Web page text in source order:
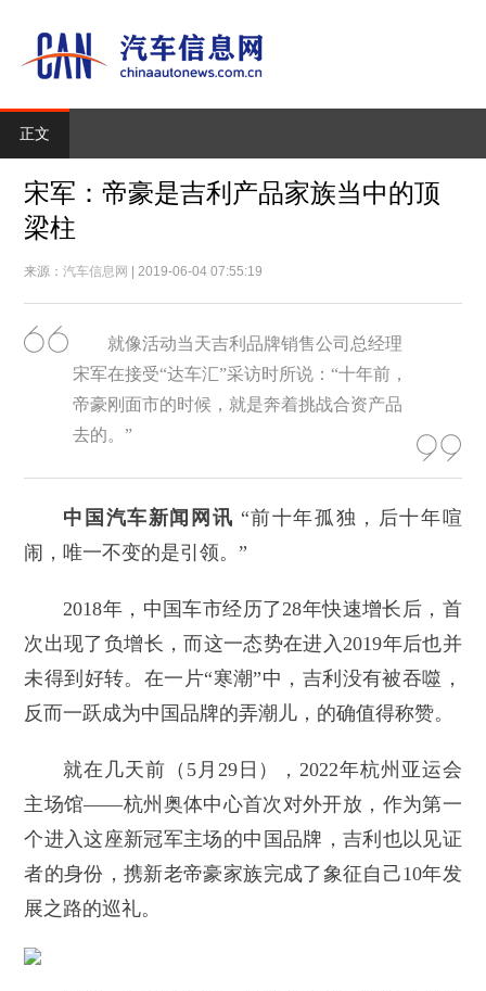
正文
宋军：帝豪是吉利产品家族当中的顶
梁柱
来源：汽车信息网 | 2019-06-04 07:55:19
就像活动当天吉利品牌销售公司总经理
宋军在接受“达车汇”采访时所说：“十年前，
帝豪刚面市的时候，就是奔着挑战合资产品
去的。”
中国汽车新闻网讯 “前十年孤独，后十年喧
闹，唯一不变的是引领。”
2018年，中国车市经历了28年快速增长后，首
次出现了负增长，而这一态势在进入2019年后也并
未得到好转。在一片“寒潮”中，吉利没有被吞噬，
反而一跃成为中国品牌的弄潮儿，的确值得称赞。
就在几天前（5月29日），2022年杭州亚运会
主场馆——杭州奥体中心首次对外开放，作为第一
个进入这座新冠军主场的中国品牌，吉利也以见证
者的身份，携新老帝豪家族完成了象征自己10年发
展之路的巡礼。